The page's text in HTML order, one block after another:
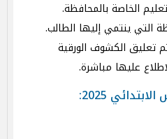
الخاصة بالمحافظة.
التي ينتمي إليها الطالب.
تعليق الكشوف الورقية
عليها مباشرة.
2025: